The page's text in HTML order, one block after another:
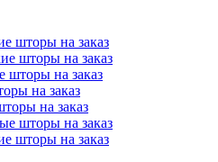
шторы на заказ
шторы на заказ
шторы на заказ
на заказ
на заказ
шторы на заказ
шторы на заказ